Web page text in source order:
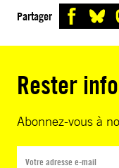
Partager
Rester
Abonnez-vous à